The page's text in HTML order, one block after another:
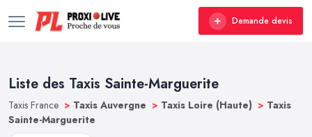
Demande devis
Liste des Taxis Sainte-Marguerite
Taxis France > Taxis Auvergne > Taxis Loire (Haute) > Taxis
Sainte-Marguerite